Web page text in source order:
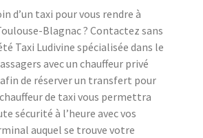
d’un taxi pour vous rendre à
Blagnac ? Contactez sans
Taxi Ludivine spécialisée dans le
avec un chauffeur privé
de réserver un transfert pour
de taxi vous permettra
sécurité à l’heure avec vos
auquel se trouve votre